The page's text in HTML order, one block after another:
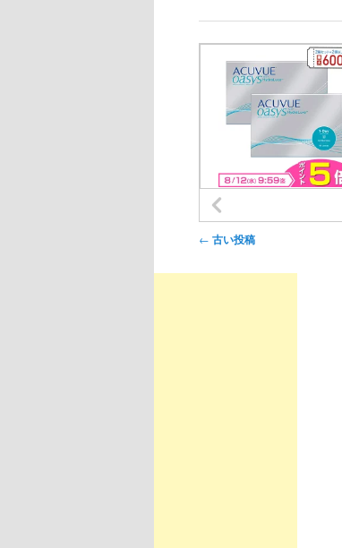
投稿ナビゲーション
← 古い投稿